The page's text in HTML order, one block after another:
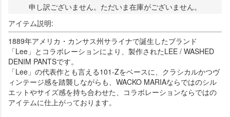
申し訳ございません。ただいま在庫がございません。
アイテム説明:
1889年アメリカ・カンサス州サライナで誕生したブランド
「Lee」とコラボレーションにより、製作されたLEE / WASHED
DENIM PANTSです。
「Lee」の代表作とも言える101-Zをベースに、クラシカルかつヴ
ィンテージ感を踏襲しながらも、WACKO MARIAならではのシル
エットやサイズ感を持ち合わせた、コラボレーションならではの
アイテムに仕上がっております。